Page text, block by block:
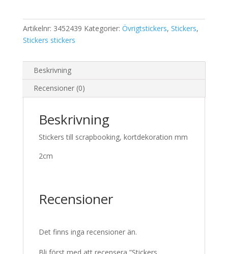
Artikelnr: 3452439 Kategorier: Övrigtstickers, Stickers,
Stickers stickers
Beskrivning
Recensioner (0)
Beskrivning
Stickers till scrapbooking, kortdekoration mm
2cm
Recensioner
Det finns inga recensioner än.